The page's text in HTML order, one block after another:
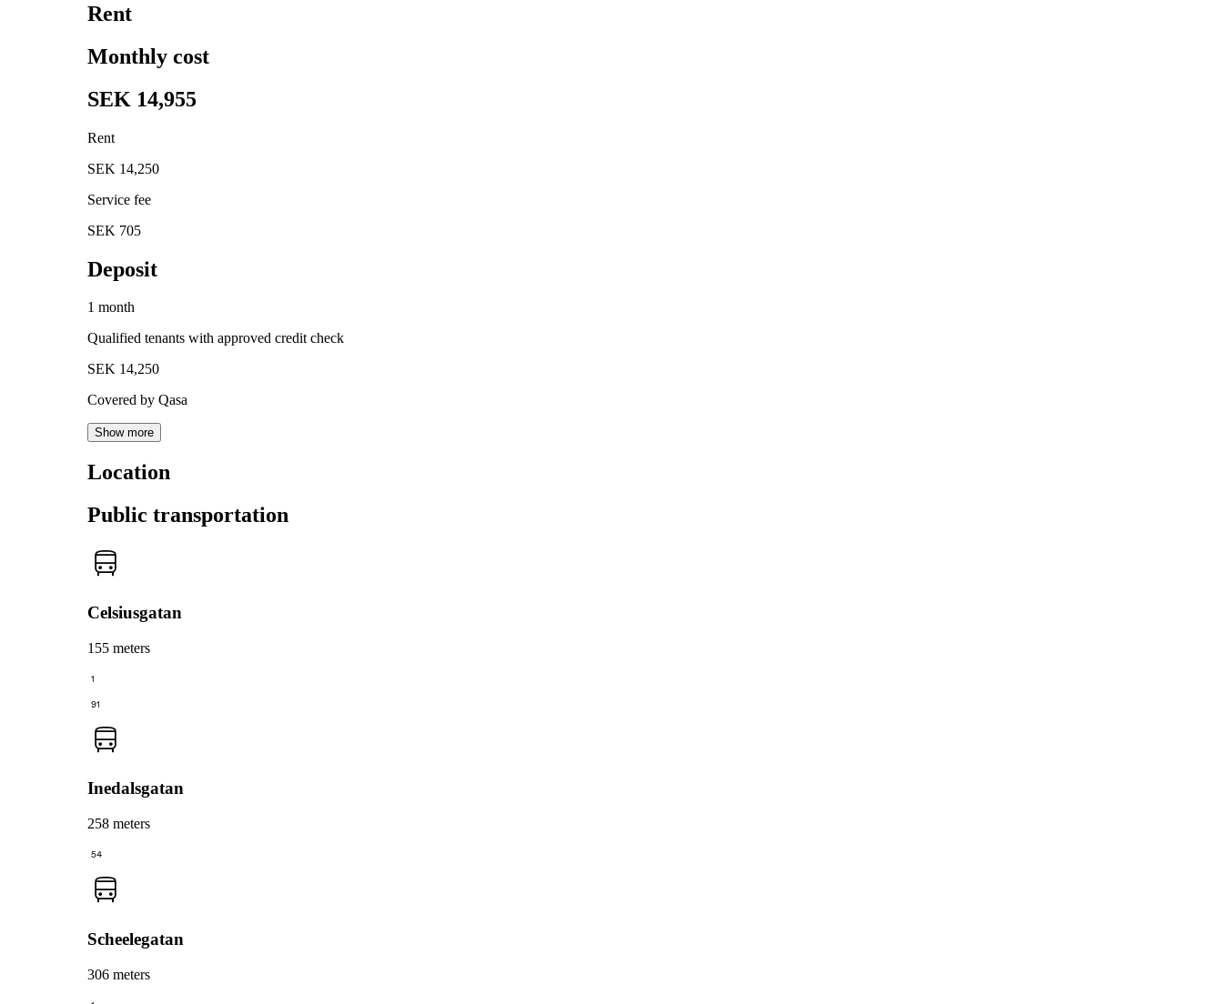
Rent
Monthly cost
SEK 14,955
Rent
SEK 14,250
Service fee
SEK 705
Deposit
1 month
Qualified tenants with approved credit check
SEK 14,250
Covered by Qasa
Show more
Location
Public transportation
Celsiusgatan
155 meters
1
91
Inedalsgatan
258 meters
54
Scheelegatan
306 meters